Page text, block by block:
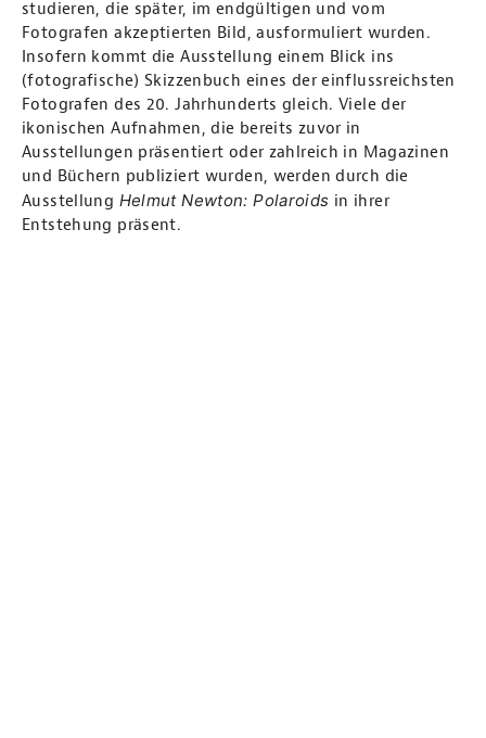
studieren, die später, im endgültigen und vom
Fotografen akzeptierten Bild, ausformuliert wurden.
Insofern kommt die Ausstellung einem Blick ins
(fotografische) Skizzenbuch eines der einflussreichsten
Fotografen des 20. Jahrhunderts gleich. Viele der
ikonischen Aufnahmen, die bereits zuvor in
Ausstellungen präsentiert oder zahlreich in Magazinen
und Büchern publiziert wurden, werden durch die
Ausstellung Helmut Newton: Polaroids in ihrer
Entstehung präsent.